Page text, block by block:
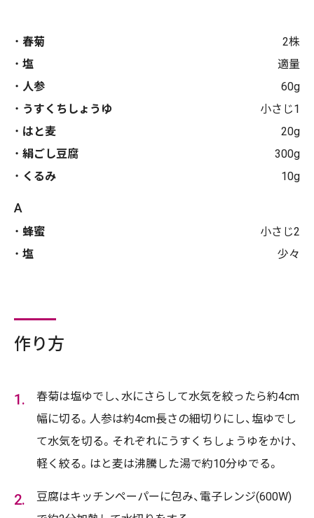
春菊
2株
塩
適量
人参
60g
うすくちしょうゆ
小さじ1
はと麦
20g
絹ごし豆腐
300g
くるみ
10g
A
蜂蜜
小さじ2
塩
少々
作り方
春菊は塩ゆでし、水にさらして水気を絞ったら約4cm
幅に切る。人参は約4cm長さの細切りにし、塩ゆでし
て水気を切る。それぞれにうすくちしょうゆをかけ、
軽く絞る。はと麦は沸騰した湯で約10分ゆでる。
豆腐はキッチンペーパーに包み、電子レンジ(600W)